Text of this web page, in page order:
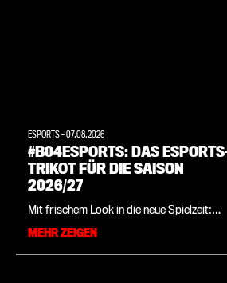
ESPORTS-07.08.2026
#B04ESPORTS: DAS
TRIKOT FÜR DIE SAISON
2026/27
Mit frischem Look in die neue Spielzeit:
Sportartikelhersteller New Balance die
MEHR ZEIGEN